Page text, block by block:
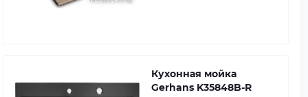
Кухонная мойка
Gerhans K35848B-R